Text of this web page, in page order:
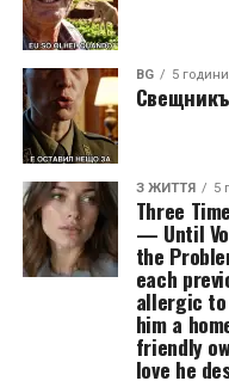
BG 5
З ЖИТТЯ 5
Three
— Until
the
each
allergic to
him a
friendly
love he